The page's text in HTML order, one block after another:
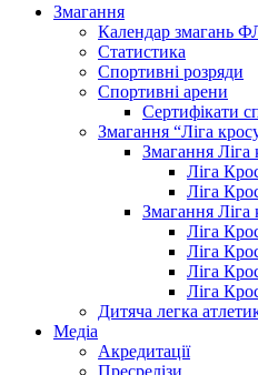
Змагання
Календар змагань
Статистика
Спортивні розряди
Спортивні арени
Сертифікати
Змагання “Ліга
Змагання Ліга
Ліга
Ліга
Змагання Ліга
Ліга
Ліга
Ліга
Ліга
Дитяча легка
Медіа
Акредитації
Пресрелізи